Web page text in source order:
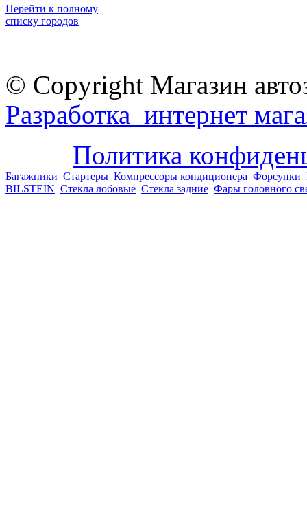
Перейти к полному
списку городов
© Copyright Магазин
Разработка интернет
Политика
Багажники Стартеры Компрессоры кондиционера Форсунки
BILSTEIN Стекла лобовые Стекла задние Фары головного